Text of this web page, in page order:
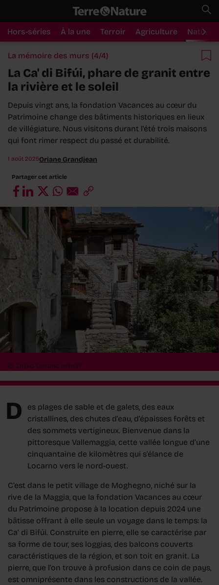
Hors-séries À la une Terroir Agriculture Nature
La mémoire des murs (4/4)
La Ca' di Bifúi, phare de granit entre
la rivière et le soleil
Depuis vingt ans, la fondation Vacances au cœur du
Patrimoine change des bâtiments historiques en lieux
de villégiature. Nous visitons durant l'été trois maisons
qui font rimer respect du passé et durabilité.
1 août 2025Oriane Grandjean
Partager cet article
© Zeljko Gataric Imhoff
D
es plages de sable et de galets, des eaux
cristallines, des chutes d’eau, d’épaisses forêts et
des sommets vertigineux. Bienvenue dans la
pittoresque Vallemaggia, cette vallée longue d’une
cinquantaine de kilomètres qui s’élance de
Locarno vers le nord-ouest.
C’est dans le petit village de Moghegno, niché sur la
rive de la Maggia, que la fondation Vacances au cœur
du Patrimoine propose à la location depuis 2024 une
bâtisse offrant à elle seule un voyage dans le temps: la
Ca’ di Bifúi. Construite en pierre, elle se caractérise par
sa forme de tour, ses loggias, des balcons couverts
caractéristiques de la région, et son toit en granit. La
pierre, que l’on trouve à profusion dans ce coin de pays,
est omniprésente dans les constructions de la vallée.